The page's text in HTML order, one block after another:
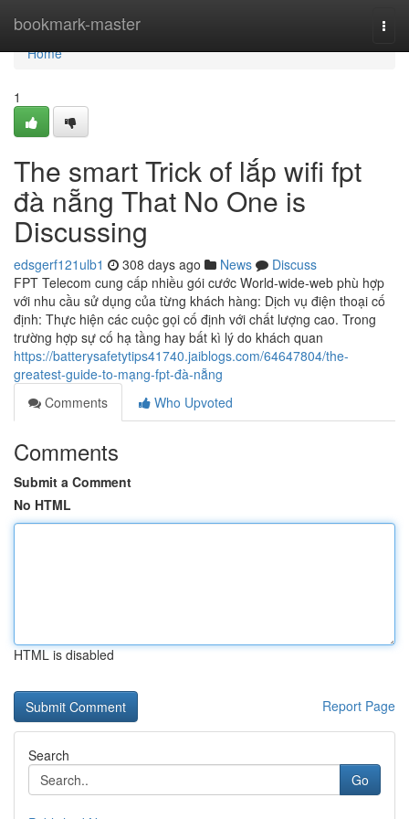
bookmark-master
Home
Home
1
The smart Trick of lắp wifi fpt
đà nẵng That No One is
Discussing
edsgerf121ulb1 308 days ago News
Discuss
FPT Telecom cung cấp nhiều gói cước World-wide-web phù hợp
với nhu cầu sử dụng của từng khách hàng: Dịch vụ điện thoại cố
định: Thực hiện các cuộc gọi cố định với chất lượng cao. Trong
trường hợp sự cố hạ tầng hay bất kì lý do khách quan
https://batterysafetytips41740.jaiblogs.com/64647804/the-
greatest-guide-to-mạng-fpt-đà-nẵng
Comments
Who Upvoted
Comments
Submit a Comment
No HTML
HTML is disabled
Report Page
Search
Go